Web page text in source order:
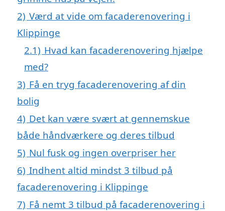
2) Værd at vide om facaderenovering i
Klippinge
2.1) Hvad kan facaderenovering hjælpe
med?
3) Få en tryg facaderenovering af din
bolig
4) Det kan være svært at gennemskue
både håndværkere og deres tilbud
5) Nul fusk og ingen overpriser her
6) Indhent altid mindst 3 tilbud på
facaderenovering i Klippinge
7) Få nemt 3 tilbud på facaderenovering i